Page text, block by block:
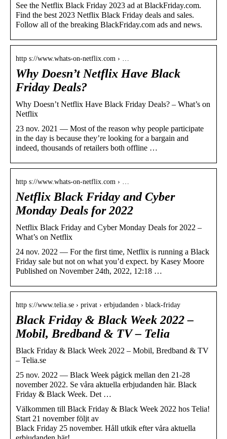
See the Netflix Black Friday 2023 ad at BlackFriday.com.
Find the best 2023 Netflix Black Friday deals and sales.
Follow all of the breaking BlackFriday.com ads and news.
http s://www.whats-on-netflix.com › …
Why Doesn’t Netflix Have Black
Friday Deals?
Why Doesn’t Netflix Have Black Friday Deals? – What’s on
Netflix
23 nov. 2021 — Most of the reason why people participate
in the day is because they’re looking for a bargain and
indeed, thousands of retailers both offline …
http s://www.whats-on-netflix.com › …
Netflix Black Friday and Cyber
Monday Deals for 2022
Netflix Black Friday and Cyber Monday Deals for 2022 –
What’s on Netflix
24 nov. 2022 — For the first time, Netflix is running a Black
Friday sale but not on what you’d expect. by Kasey Moore
Published on November 24th, 2022, 12:18 …
http s://www.telia.se › privat › erbjudanden › black-friday
Black Friday & Black Week 2022 –
Mobil, Bredband & TV – Telia
Black Friday & Black Week 2022 – Mobil, Bredband & TV
– Telia.se
25 nov. 2022 — Black Week pågick mellan den 21-28
november 2022. Se våra aktuella erbjudanden här. Black
Friday & Black Week. Det …
Välkommen till Black Friday & Black Week 2022 hos Telia!
Start 21 november följt av
Black Friday 25 november. Håll utkik efter våra aktuella